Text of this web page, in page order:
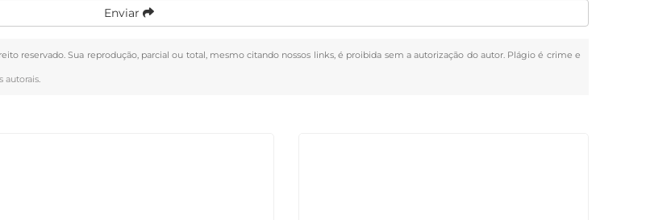
Enviar
reservado. Sua reprodução, parcial ou total, mesmo citando nossos links, é proibida sem a autorização do autor. Plágio é crime e
autorais.